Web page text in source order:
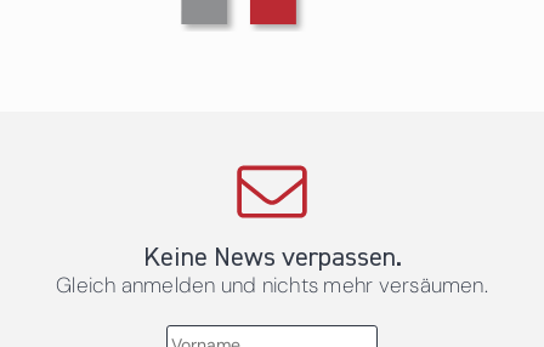
Keine News verpassen.
Gleich anmelden und nichts mehr versäumen.